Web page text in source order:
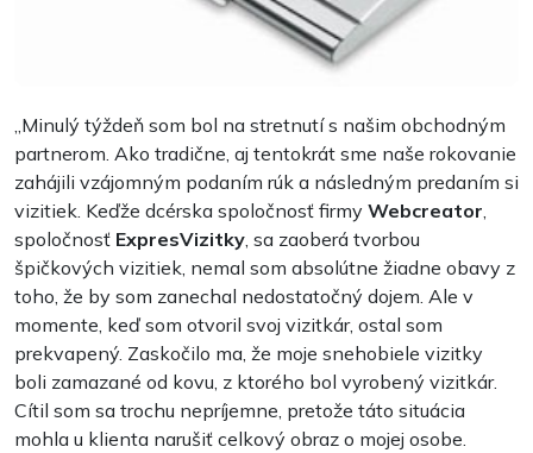
„Minulý týždeň som bol na stretnutí s našim obchodným
partnerom. Ako tradične, aj tentokrát sme naše rokovanie
zahájili vzájomným podaním rúk a následným predaním si
vizitiek. Keďže dcérska spoločnosť firmy Webcreator,
spoločnosť ExpresVizitky, sa zaoberá tvorbou
špičkových vizitiek, nemal som absolútne žiadne obavy z
toho, že by som zanechal nedostatočný dojem. Ale v
momente, keď som otvoril svoj vizitkár, ostal som
prekvapený. Zaskočilo ma, že moje snehobiele vizitky
boli zamazané od kovu, z ktorého bol vyrobený vizitkár.
Cítil som sa trochu nepríjemne, pretože táto situácia
mohla u klienta narušiť celkový obraz o mojej osobe.